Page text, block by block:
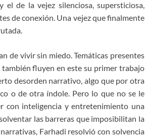
de la vejez silenciosa, supersticiosa,
de conexión. Una vejez que finalmente
de vivir sin miedo. Temáticas presentes
también fluyen en este su primer trabajo
desorden narrativo, algo que por otra
o de otra índole. Pero lo que no se le
con inteligencia y entretenimiento una
las barreras que imposibilitan la
Farhadi resolvió con solvencia